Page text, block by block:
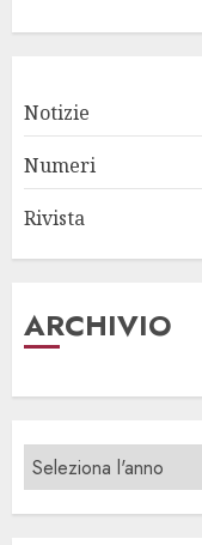
Notizie
Numeri
Rivista
ARCHIVIO